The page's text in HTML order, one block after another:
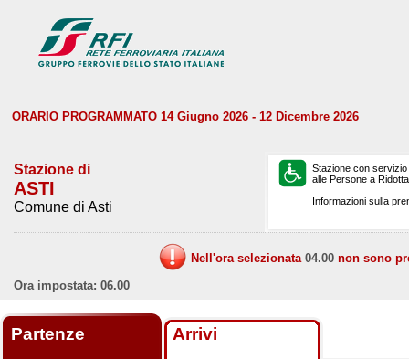
ORARIO PROGRAMMATO 14 Giugno 2026 - 12 Dicembre 2026
Stazione di
ASTI
Comune di Asti
Stazione con
alle Persone a
Informazioni sulla
Nell'ora selezionata 04.00 non sono
Ora impostata: 06.00
Partenze Arrivi